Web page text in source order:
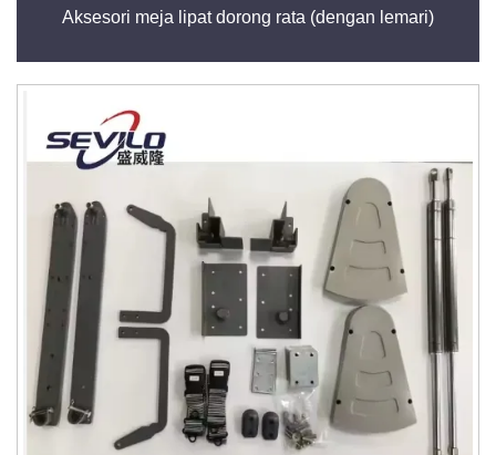
Aksesori meja lipat dorong rata (dengan lemari)